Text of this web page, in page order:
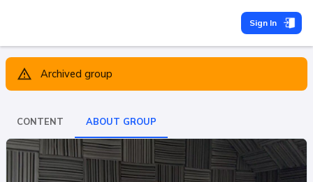
Sign In
Archived group
CONTENT ABOUT GROUP